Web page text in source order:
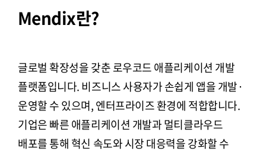
Mendix란?
글로벌 확장성을 갖춘 로우코드 애플리케이션 개발
플랫폼입니다. 비즈니스 사용자가 손쉽게 앱을 개발·
운영할 수 있으며, 엔터프라이즈 환경에 적합합니다.
기업은 빠른 애플리케이션 개발과 멀티클라우드
배포를 통해 혁신 속도와 시장 대응력을 강화할 수